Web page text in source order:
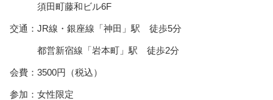
須田町藤和ビル6F
交通：JR線・銀座線「神田」駅 徒歩5分
都営新宿線「岩本町」駅 徒歩2分
会費：3500円（税込）
参加：女性限定